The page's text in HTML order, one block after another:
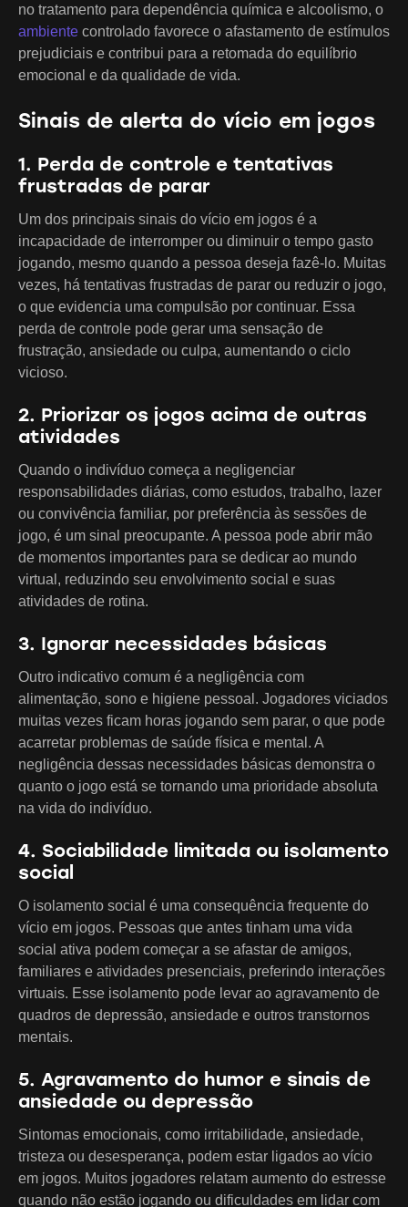
no tratamento para dependência química e alcoolismo, o
ambiente controlado favorece o afastamento de estímulos
prejudiciais e contribui para a retomada do equilíbrio
emocional e da qualidade de vida.
Sinais de alerta do vício em jogos
1. Perda de controle e tentativas
frustradas de parar
Um dos principais sinais do vício em jogos é a
incapacidade de interromper ou diminuir o tempo gasto
jogando, mesmo quando a pessoa deseja fazê-lo. Muitas
vezes, há tentativas frustradas de parar ou reduzir o jogo,
o que evidencia uma compulsão por continuar. Essa
perda de controle pode gerar uma sensação de
frustração, ansiedade ou culpa, aumentando o ciclo
vicioso.
2. Priorizar os jogos acima de outras
atividades
Quando o indivíduo começa a negligenciar
responsabilidades diárias, como estudos, trabalho, lazer
ou convivência familiar, por preferência às sessões de
jogo, é um sinal preocupante. A pessoa pode abrir mão
de momentos importantes para se dedicar ao mundo
virtual, reduzindo seu envolvimento social e suas
atividades de rotina.
3. Ignorar necessidades básicas
Outro indicativo comum é a negligência com
alimentação, sono e higiene pessoal. Jogadores viciados
muitas vezes ficam horas jogando sem parar, o que pode
acarretar problemas de saúde física e mental. A
negligência dessas necessidades básicas demonstra o
quanto o jogo está se tornando uma prioridade absoluta
na vida do indivíduo.
4. Sociabilidade limitada ou isolamento
social
O isolamento social é uma consequência frequente do
vício em jogos. Pessoas que antes tinham uma vida
social ativa podem começar a se afastar de amigos,
familiares e atividades presenciais, preferindo interações
virtuais. Esse isolamento pode levar ao agravamento de
quadros de depressão, ansiedade e outros transtornos
mentais.
5. Agravamento do humor e sinais de
ansiedade ou depressão
Sintomas emocionais, como irritabilidade, ansiedade,
tristeza ou desesperança, podem estar ligados ao vício
em jogos. Muitos jogadores relatam aumento do estresse
quando não estão jogando ou dificuldades em lidar com